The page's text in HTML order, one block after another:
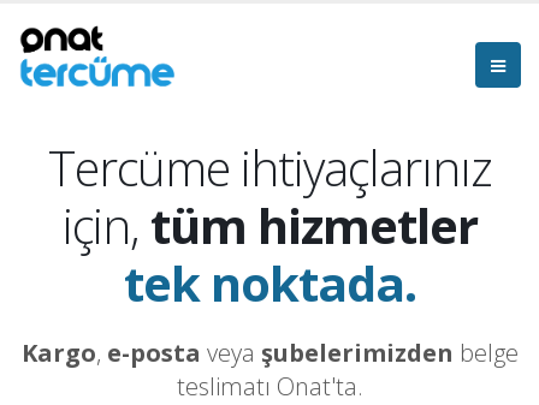
Tercüme ihtiyaçlarınız
için, tüm hizmetler
tek noktada.
Kargo, e-posta veya şubelerimizden belge
teslimatı Onat'ta.